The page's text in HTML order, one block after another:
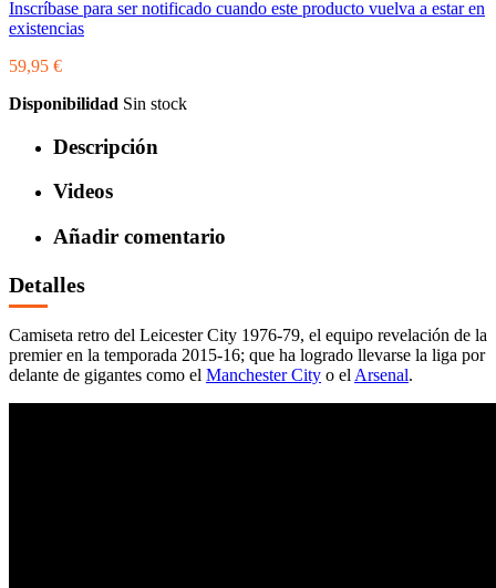
Inscríbase para ser notificado cuando este producto vuelva a estar en
existencias
59,95 €
Disponibilidad Sin stock
Descripción
Videos
Añadir comentario
Detalles
Camiseta retro del Leicester City 1976-79, el equipo revelación de la
premier en la temporada 2015-16; que ha logrado llevarse la liga por
delante de gigantes como el Manchester City o elArsenal.